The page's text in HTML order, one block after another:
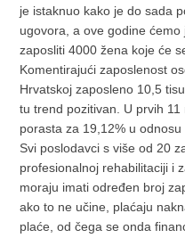
je istaknuo kako je do sada
ugovora, a ove godine
zaposliti 4000 žena koje će
Komentirajući zaposlenost
Hrvatskoj zaposleno 10,5
tu trend pozitivan. U prvih
porasta za 19,12% u
Svi poslodavci s više od 20
profesionalnoj rehabilitaciji i
moraju imati određen broj
ako to ne učine, plaćaju
plaće, od čega se onda